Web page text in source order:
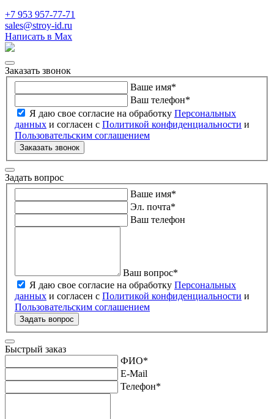
+7 953 957-77-71
sales@stroy-id.ru
Написать в Max
Заказать звонок
Ваше имя*
Ваш телефон*
Я даю свое согласие на обработку Персональных
данных и согласен с Политикой конфиденциальности и
Пользовательским соглашением
Заказать звонок
Задать вопрос
Ваше имя*
Эл. почта*
Ваш телефон
Ваш вопрос*
Я даю свое согласие на обработку Персональных
данных и согласен с Политикой конфиденциальности и
Пользовательским соглашением
Задать вопрос
Быстрый заказ
ФИО*
E-Mail
Телефон*